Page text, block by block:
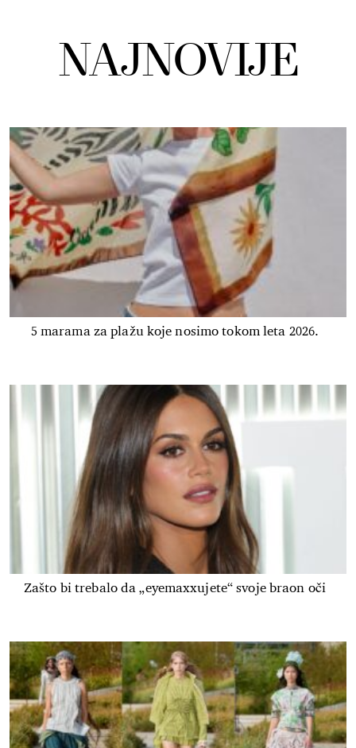
NAJNOVIJE
5 marama za plažu koje nosimo tokom leta 2026.
Zašto bi trebalo da „eyemaxxujete“ svoje braon oči